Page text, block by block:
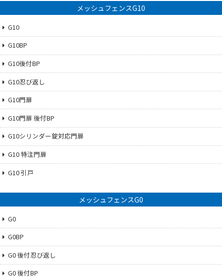
メッシュフェンスG10
G10
G10BP
G10後付BP
G10忍び返し
G10門扉
G10門扉 後付BP
G10シリンダー錠対応門扉
G10 特注門扉
G10 引戸
メッシュフェンスG0
G0
G0BP
G0 後付忍び返し
G0 後付BP